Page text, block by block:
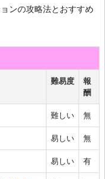
ンの攻略法とおすすめ
難易度
報
酬
難しい 無
易しい 無
易しい 有